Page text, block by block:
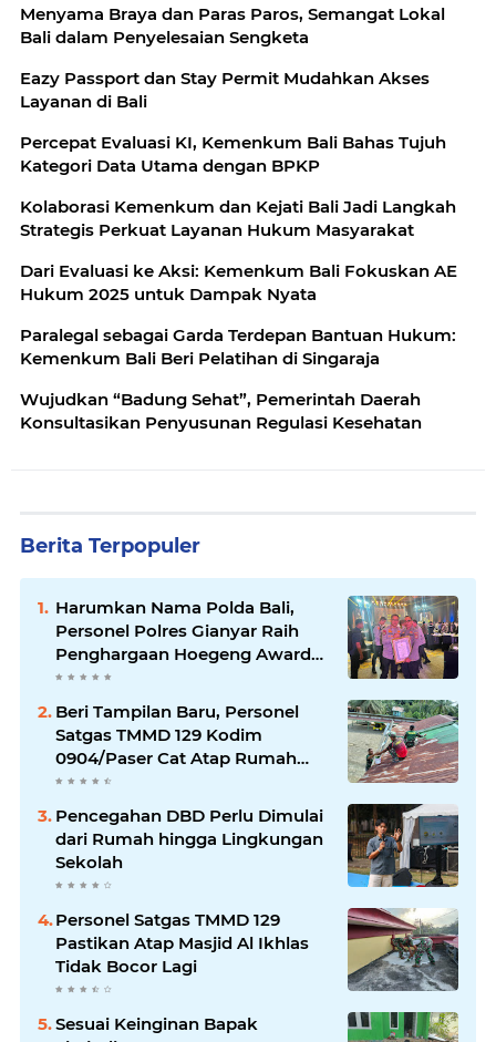
Menyama Braya dan Paras Paros, Semangat Lokal
Bali dalam Penyelesaian Sengketa
Eazy Passport dan Stay Permit Mudahkan Akses
Layanan di Bali
Percepat Evaluasi KI, Kemenkum Bali Bahas Tujuh
Kategori Data Utama dengan BPKP
Kolaborasi Kemenkum dan Kejati Bali Jadi Langkah
Strategis Perkuat Layanan Hukum Masyarakat
Dari Evaluasi ke Aksi: Kemenkum Bali Fokuskan AE
Hukum 2025 untuk Dampak Nyata
Paralegal sebagai Garda Terdepan Bantuan Hukum:
Kemenkum Bali Beri Pelatihan di Singaraja
Wujudkan “Badung Sehat”, Pemerintah Daerah
Konsultasikan Penyusunan Regulasi Kesehatan
Berita Terpopuler
Harumkan Nama Polda Bali,
Personel Polres Gianyar Raih
Penghargaan Hoegeng Awards
2026
Beri Tampilan Baru, Personel
Satgas TMMD 129 Kodim
0904/Paser Cat Atap Rumah
Marbot
Pencegahan DBD Perlu Dimulai
dari Rumah hingga Lingkungan
Sekolah
Personel Satgas TMMD 129
Pastikan Atap Masjid Al Ikhlas
Tidak Bocor Lagi
Sesuai Keinginan Bapak